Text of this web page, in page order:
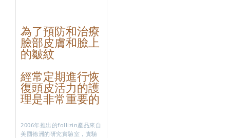
為了預防和治療
臉部皮膚和臉上
的皺紋
經常定期進行恢
復頭皮活力的護
理是非常重要的
2006年推出的follizin產品來自
美國德洲的研究實驗室，實驗